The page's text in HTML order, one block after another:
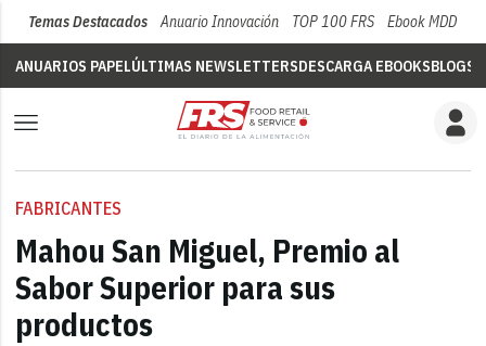
Temas Destacados Anuario Innovación TOP 100 FRS Ebook MDD
ANUARIOS PAPELÚLTIMAS NEWSLETTERSDESCARGA EBOOKSBLOGS
FABRICANTES
Mahou San Miguel, Premio al
Sabor Superior para sus
productos